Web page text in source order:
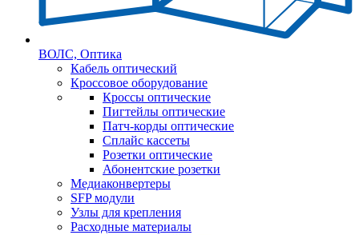
ВОЛС, Оптика
Кабель оптический
Кроссовое оборудование
Кроссы оптические
Пигтейлы оптические
Патч-корды оптические
Сплайс кассеты
Розетки оптические
Абонентские розетки
Медиаконвертеры
SFP модули
Узлы для крепления
Расходные материалы